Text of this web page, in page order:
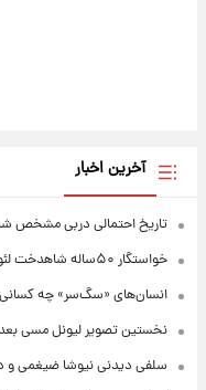
آخرین اخبار
تاریخ احتمالی دربی مشخص
خواستگار ۵۰ساله شاهدخت لئونور بازداشت شد
انسان‌های «سگ‌سر» چه کسانی
نخستین تصویر لیونل مسی
سلفی دیدنی نیوشا ضیغمی و